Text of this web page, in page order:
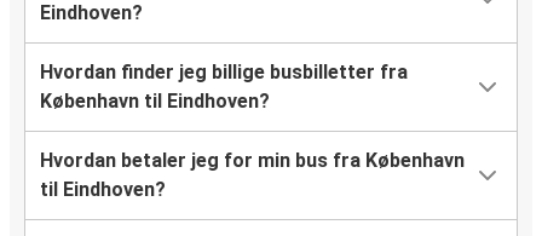
Eindhoven?
Hvordan finder jeg billige busbilletter fra
København til Eindhoven?
Hvordan betaler jeg for min bus fra København
til Eindhoven?